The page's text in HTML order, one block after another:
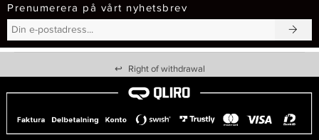
Prenumerera på vårt nyhetsbrev
↩ Right of withdrawal